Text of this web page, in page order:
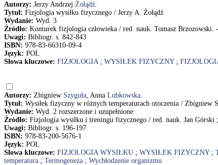
Autorzy: Jerzy Andrzej Żołądź.
Tytuł: Fizjologia wysiłku fizycznego / Jerzy A. Żołądź
Wydanie: Wyd. 3
Źródło: Konturek fizjologia człowieka / red. nauk. Tomasz
Uwagi: Bibliogr. s. 842-843
ISBN: 978-83-66310-09-4
Język: POL
Słowa kluczowe: FIZJOLOGIA; WYSIŁEK FIZYCZNY;
Autorzy: Zbigniew Szyguła, Anna Lubkowska.
Tytuł: Wysiłek fizyczny w różnych temperaturach otoczenia / Zbigniew
Wydanie: Wyd. 2 rozszerzone i uzupełnione
Źródło: Fizjologia wysiłku i treningu fizycznego / red. nauk. Jan
Uwagi: Bibliogr. s. 196-197
ISBN: 978-83-200-5676-1
Język: POL
Słowa kluczowe: FIZJOLOGIA WYSIŁKU ; WYSIŁEK FIZYCZNY;
temperatura ; Termogeneza ; Wychłodzenie organizmu